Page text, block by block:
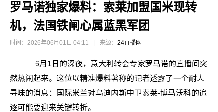
罗马诺独家爆料：索莱加盟国米现转
机，法国铁闸心属蓝黑军团
时间：2026年06月01日 04:11 来源： 24直播网
6月1日的深夜，意大利转会专家罗马诺的直播间突
然热闹起来。这位以精准爆料著称的记者透露了一个耐人
寻味的消息：国际米兰对乌迪内斯中卫索莱-博马沃科的追
逐可能要迎来关键转折。